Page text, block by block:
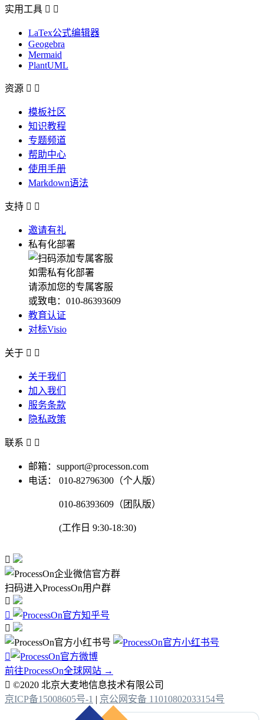
实用工具  
LaTex公式编辑器
Geogebra
Mermaid
PlantUML
资源  
模板社区
知识教程
专题频道
帮助中心
使用手册
Markdown语法
支持  
邀请有礼
私有化部署
如需私有化部署
请添加您的专属客服
或致电：010-86393609
教育认证
对标Visio
关于  
关于我们
加入我们
服务条款
隐私政策
联系  
邮箱：support@processon.com
电话：
010-82796300（个人版）
010-86393609（团队版）
(工作日 9:30-18:30)

扫码进入ProcessOn用户群




前往ProcessOn全球网站 →
 ©2020 北京大麦地信息技术有限公司
京ICP备15008605号-1 | 京公网安备 11010802033154号